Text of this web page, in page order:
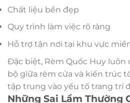
Chất liệu bền đẹp
Quy trình làm việc rõ ràng
Hỗ trợ tận nơi tại khu vực
Đặc biệt, Rèm Quốc Huy
bộ giữa rèm cửa và kiến trúc
tập trung vào yếu tố trang trí
Những Sai Lầm Thường